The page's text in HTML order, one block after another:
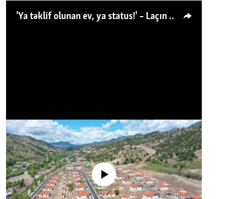
'Ya təklif olunan ev, ya status!' – Laçın köçkünü: 'Laçından başqa heç hara!'
No media source currently available